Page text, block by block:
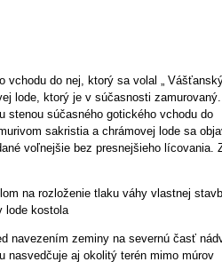
vchodu do nej, ktorý sa volal „
lode, ktorý je v súčasnosti
stenou súčasného gotického vchodu do
sakristia a chrámovej lode sa
voľnejšie bez presnejšieho lícovania.
na rozloženie tlaku váhy vlastnej
lode kostola
navezením zeminy na severnú časť
nasvedčuje aj okolitý terén mimo múrov